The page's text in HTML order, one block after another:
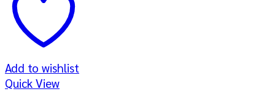
Add to wishlist
Quick View